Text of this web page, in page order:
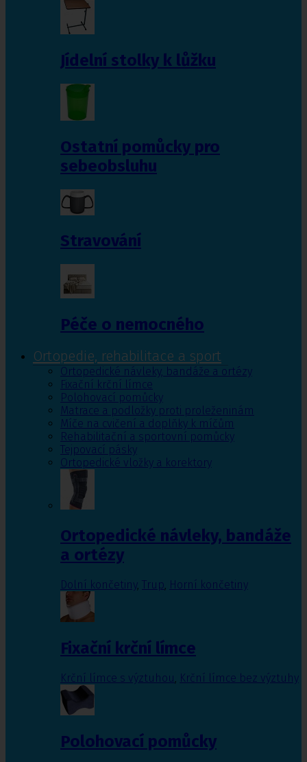
Jídelní stolky k lůžku
Ostatní pomůcky pro
sebeobsluhu
Stravování
Péče o nemocného
Ortopedie, rehabilitace a sport
Ortopedické návleky, bandáže a ortézy
Fixační krční límce
Polohovací pomůcky
Matrace a podložky proti proleženinám
Míče na cvičení a doplňky k míčům
Rehabilitační a sportovní pomůcky
Tejpovací pásky
Ortopedické vložky a korektory
Ortopedické návleky, bandáže
a ortézy
Dolní končetiny, Trup, Horní končetiny
Fixační krční límce
Krční límce s výztuhou Krční límce bez výztuhy
Polohovací pomůcky